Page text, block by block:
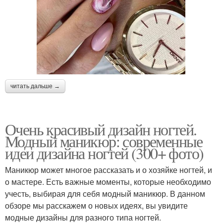
читать дальше →
Очень красивый дизайн ногтей.
Модный маникюр: современные
идеи дизайна ногтей (300+ фото)
Маникюр может многое рассказать и о хозяйке ногтей, и
о мастере. Есть важные моменты, которые необходимо
учесть, выбирая для себя модный маникюр. В данном
обзоре мы расскажем о новых идеях, вы увидите
модные дизайны для разного типа ногтей.